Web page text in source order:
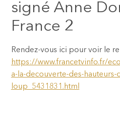
signé Anne
France 2
Rendez-vous ici pour voir le
https://www.francetvinfo.fr/
a-la-decouverte-des-hauteurs-
loup_5431831.html